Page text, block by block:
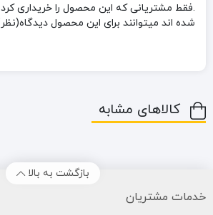
.فقط مشتریانی که این محصول را خریداری
شده اند میتوانند برای این محصول
کالاهای مشابه
بازگشت به بالا
خدمات مشتریان